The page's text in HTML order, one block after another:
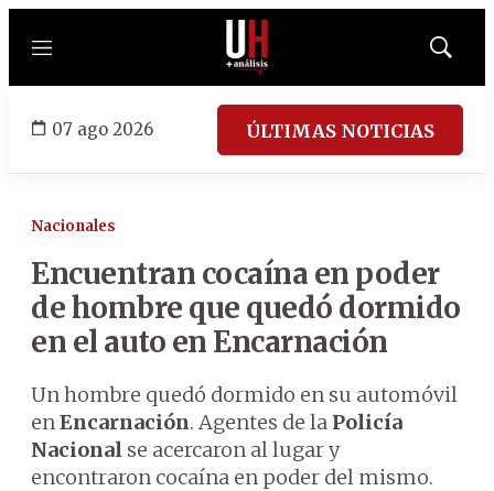
Menú
Mostrar
07 ago 2026 ÚLTIMAS NOTICIAS
Nacionales
Encuentran cocaína en poder
de hombre que quedó dormido
en el auto en Encarnación
Un hombre quedó dormido en su automóvil
enEncarnación. Agentes de la Policía
Nacional se acercaron al lugar y
encontraron cocaína en poder del mismo.